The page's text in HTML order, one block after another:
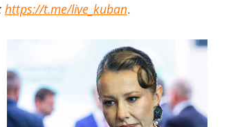
https://t.me/live_kuban.